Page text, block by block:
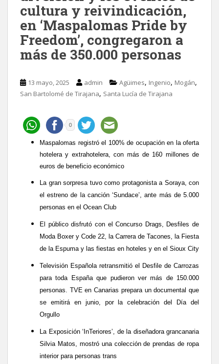
cultura y reivindicación,
en ‘Maspalomas Pride by
Freedom’, congregaron a
más de 350.000 personas
13 mayo, 2025 admin Agüimes, Ingenio, Mogán,
San Bartolomé de Tirajana, Santa Lucía de Tirajana
0
Maspalomas registró el 100% de ocupación en la oferta
hotelera y extrahotelera, con más de 160 millones de
euros de beneficio económico
La gran sorpresa tuvo como protagonista a Soraya, con
el estreno de la canción ‘Sundace’, ante más de 5.000
personas en el Ocean Club
El público disfrutó con el Concurso Drags, Desfiles de
Moda Boxer y Code 22, la Carrera de Tacones, la Fiesta
de la Espuma y las fiestas en hoteles y en el Sioux City
Televisión Española retransmitió el Desfile de Carrozas
para toda España que pudieron ver más de 150.000
personas. TVE en Canarias prepara un documental que
se emitirá en junio, por la celebración del Día del
Orgullo
L a Exposición ‘InTeriores’, de la diseñadora grancanaria
Silvia Matos, mostró una colección de prendas de ropa
interior para personas trans